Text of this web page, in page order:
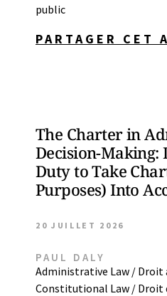
public
PARTAGER CET
The Charter in
Decision-Making:
Duty to Take
Purposes) Into
20 JUILLET 2026
PAUL DALY
Administrative Law /
Constitutional Law /